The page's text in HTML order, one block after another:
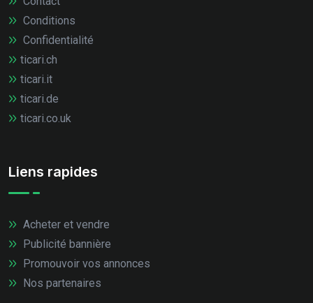
Conditions
Confidentialité
ticari.ch
ticari.it
ticari.de
ticari.co.uk
Liens rapides
Acheter et vendre
Publicité bannière
Promouvoir vos annonces
Nos partenaires